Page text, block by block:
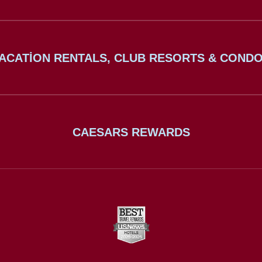
RENTALS, CLUB RESORTS &
CAESARS REWARDS